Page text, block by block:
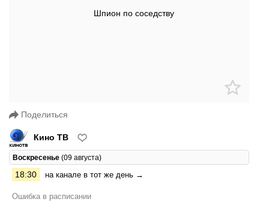
Поделиться
Кино ТВ
Воскресенье (09 августа)
18:30 на канале в тот же день →
Ошибка в расписании